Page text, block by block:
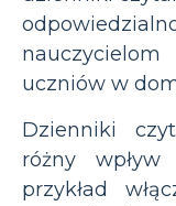
uczniów w
Dzienniki
różny
przykład